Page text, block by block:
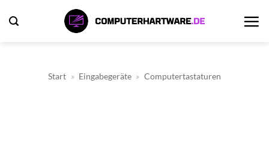
Inhalt
Start » Eingabegeräte » Computertastaturen